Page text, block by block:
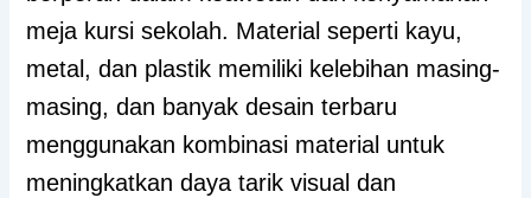
meja kursi sekolah. Material seperti kayu,
metal, dan plastik memiliki kelebihan masing-
masing, dan banyak desain terbaru
menggunakan kombinasi material untuk
meningkatkan daya tarik visual dan